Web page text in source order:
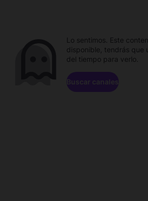
Lo sentimos. Este
disponible, tendrás que
del tiempo para verlo.
Buscar canales